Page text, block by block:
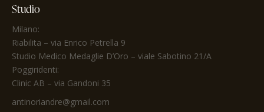
Studio
Milano:
Riabilita – via Enrico Petrella 9
Studio Medico Medaglie D’Oro – viale Sabotino 21/A
Poggiridenti:
Clinic AB – via Gandoni 35
antinoriandre@gmail.com